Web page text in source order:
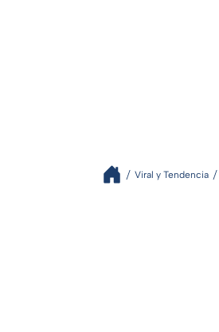
Viral y Tendencia